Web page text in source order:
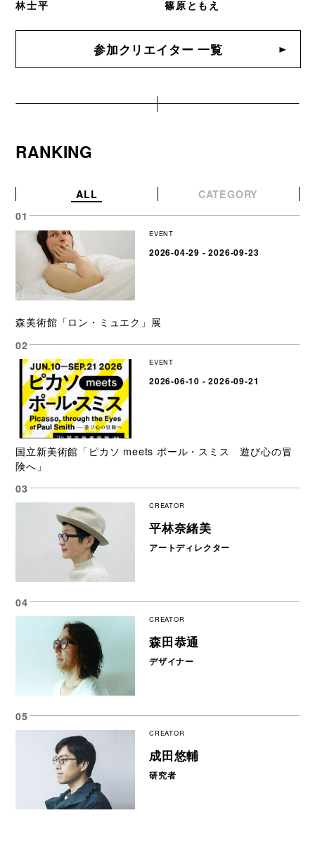
林士平 篠原ともえ
参加クリエイター 一覧
RANKING
ALL CATEGORY
EVENT
2026-04-29 - 2026-09-23
森美術館「ロン・ミュエク」展
EVENT
2026-06-10 - 2026-09-21
国立新美術館「ピカソ meets ポール・スミス 遊び心の冒
険へ」
CREATOR
平林奈緒美
アートディレクター
CREATOR
森田恭通
デザイナー
CREATOR
成田悠輔
研究者